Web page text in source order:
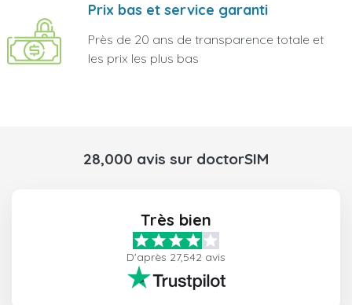
Prix bas et service garanti
Près de 20 ans de transparence totale et
les prix les plus bas
28,000 avis sur doctorSIM
Très bien
D'après 27,542 avis